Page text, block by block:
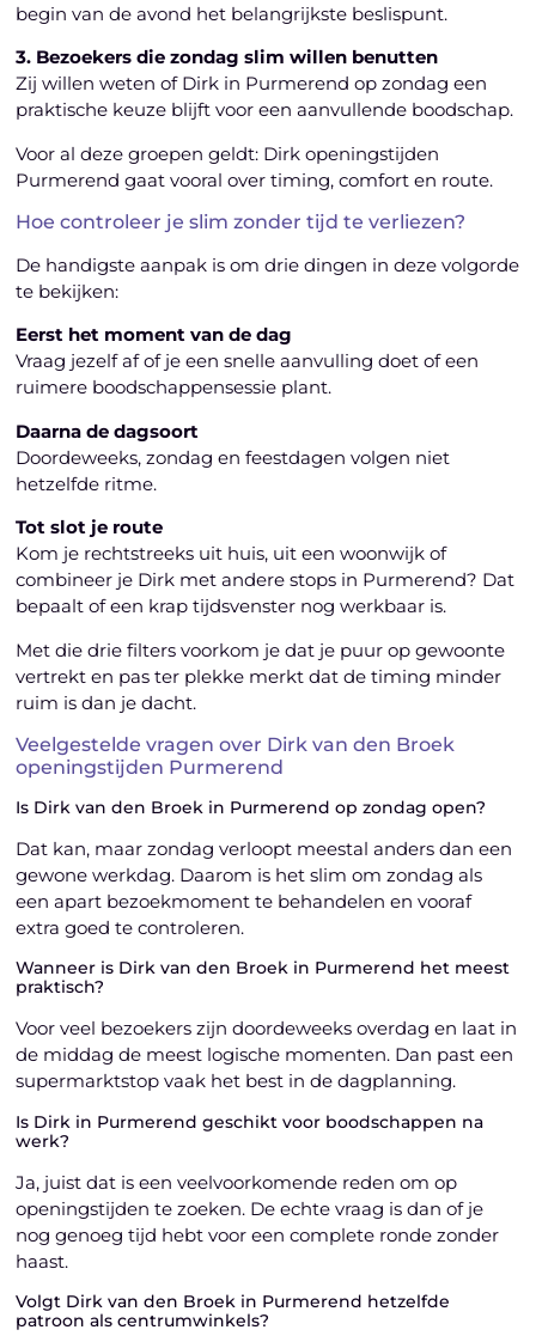
begin van de avond het belangrijkste beslispunt.
3. Bezoekers die zondag slim willen benutten
Zij willen weten of Dirk in Purmerend op zondag een
praktische keuze blijft voor een aanvullende boodschap.
Voor al deze groepen geldt: Dirk openingstijden
Purmerend gaat vooral over timing, comfort en route.
Hoe controleer je slim zonder tijd te verliezen?
De handigste aanpak is om drie dingen in deze volgorde
te bekijken:
Eerst het moment van de dag
Vraag jezelf af of je een snelle aanvulling doet of een
ruimere boodschappensessie plant.
Daarna de dagsoort
Doordeweeks, zondag en feestdagen volgen niet
hetzelfde ritme.
Tot slot je route
Kom je rechtstreeks uit huis, uit een woonwijk of
combineer je Dirk met andere stops in Purmerend? Dat
bepaalt of een krap tijdsvenster nog werkbaar is.
Met die drie filters voorkom je dat je puur op gewoonte
vertrekt en pas ter plekke merkt dat de timing minder
ruim is dan je dacht.
Veelgestelde vragen over Dirk van den Broek
openingstijden Purmerend
Is Dirk van den Broek in Purmerend op zondag open?
Dat kan, maar zondag verloopt meestal anders dan een
gewone werkdag. Daarom is het slim om zondag als
een apart bezoekmoment te behandelen en vooraf
extra goed te controleren.
Wanneer is Dirk van den Broek in Purmerend het meest
praktisch?
Voor veel bezoekers zijn doordeweeks overdag en laat in
de middag de meest logische momenten. Dan past een
supermarktstop vaak het best in de dagplanning.
Is Dirk in Purmerend geschikt voor boodschappen na
werk?
Ja, juist dat is een veelvoorkomende reden om op
openingstijden te zoeken. De echte vraag is dan of je
nog genoeg tijd hebt voor een complete ronde zonder
haast.
Volgt Dirk van den Broek in Purmerend hetzelfde
patroon als centrumwinkels?